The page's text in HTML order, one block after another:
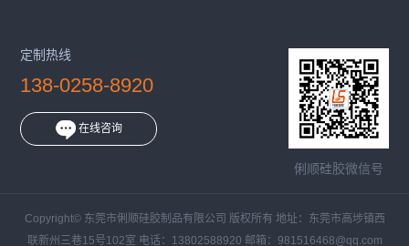
俐顺硅胶微信号
定制热线
138-0258-8920
在线咨询
Copyright© 东莞市俐顺硅胶制品有限公司 版权所有 地址：东莞市高埗镇西
联新州三巷15号102室 电话：13802588920 邮箱：981516468@qq.com